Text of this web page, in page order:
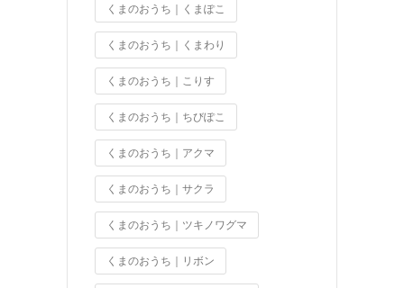
くまのおうち｜くまぽこ
くまのおうち｜くまわり
くまのおうち｜こりす
くまのおうち｜ちびぽこ
くまのおうち｜アクマ
くまのおうち｜サクラ
くまのおうち｜ツキノワグマ
くまのおうち｜リボン